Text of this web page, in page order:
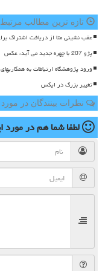
تازه ترین مطالب مرتبط
عقب نشینی متا از دریافت اشتراک
پژو 207 با چهره جدید می آید، عکس
ورود پژوهشگاه ارتباطات به
تغییر بزرگ در ایکس
نظرات بینندگان در
لطفا شما همدر مورد